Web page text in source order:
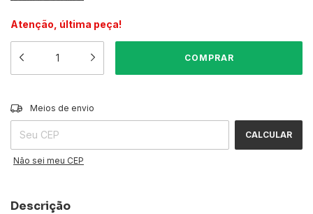
Atenção, última peça!
Entregas para o CEP:
Meios de envio
CALCULAR
Não sei meu CEP
Descrição